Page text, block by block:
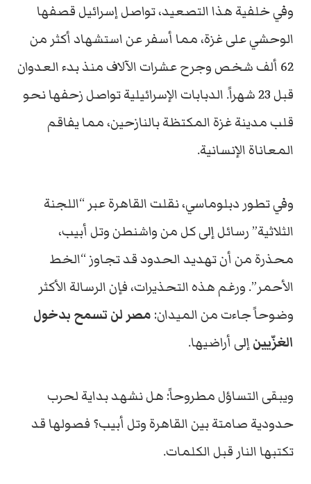
وفي خلفية هذا التصعيد، تواصل إسرائيل قصفها
الوحشي على غزة، مما أسفر عن استشهاد أكثر من
62 ألف شخص وجرح عشرات الآلاف منذ بدء العدوان
قبل 23 شهراً. الدبابات الإسرائيلية تواصل زحفها نحو
قلب مدينة غزة المكتظة بالنازحين، مما يفاقم
المعاناة الإنسانية.
وفي تطور دبلوماسي، نقلت القاهرة عبر “اللجنة
الثلاثية” رسائل إلى كل من واشنطن وتل أبيب،
محذرة من أن تهديد الحدود قد تجاوز “الخط
الأحمر”. ورغم هذه التحذيرات، فإن الرسالة الأكثر
وضوحاً جاءت من الميدان: مصر لن تسمح بدخول
الغزّيينإلى أراضيها.
ويبقى التساؤل مطروحاً: هل نشهد بداية لحرب
حدودية صامتة بين القاهرة وتل أبيب؟ فصولها قد
تكتبها النار قبل الكلمات.